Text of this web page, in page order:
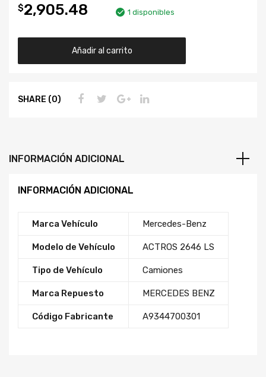
$2,905.48 1 disponibles
Añadir al carrito
SHARE (0)
INFORMACIÓN ADICIONAL
INFORMACIÓN ADICIONAL
Marca Vehículo Mercedes-Benz
Modelo de Vehículo ACTROS 2646 LS
Tipo de Vehículo Camiones
Marca Repuesto MERCEDES BENZ
Código Fabricante A9344700301